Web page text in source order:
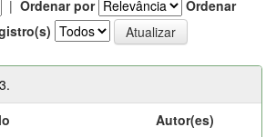
| Ordenar por
Ordenar
Autor(es)